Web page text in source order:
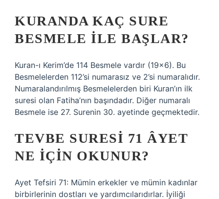
KURANDA KAÇ SURE
BESMELE ILE BAŞLAR?
Kuran-ı Kerim’de 114 Besmele vardır (19×6). Bu
Besmelelerden 112’si numarasız ve 2’si numaralıdır.
Numaralandırılmış Besmelelerden biri Kuran’ın ilk
suresi olan Fatiha’nın başındadır. Diğer numaralı
Besmele ise 27. Surenin 30. ayetinde geçmektedir.
TEVBE SURESI 71 ÂYET
NE IÇIN OKUNUR?
Ayet Tefsiri 71: Mümin erkekler ve mümin kadınlar
birbirlerinin dostları ve yardımcılarıdırlar. İyiliği